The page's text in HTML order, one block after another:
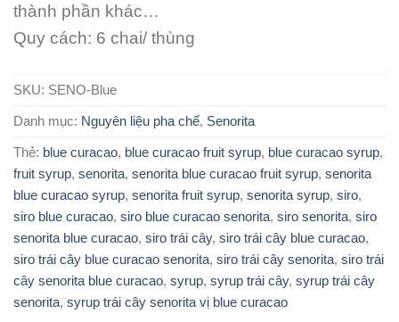
thành phần khác…
Quy cách: 6 chai/ thùng
SKU: SENO-Blue
Danh mục: Nguyên liệu pha chế, Senorita
Thẻ: blue curacao, blue curacao fruit syrup, blue curacao syrup,
fruit syrup, senorita, senorita blue curacao fruit syrup, senorita
blue curacao syrup, senorita fruit syrup, senorita syrup, siro,
siro blue curacao, siro blue curacao senorita, siro senorita, siro
senorita blue curacao, siro trái cây, siro trái cây blue curacao,
siro trái cây blue curacao senorita, siro trái cây senorita, siro trái
cây senorita blue curacao, syrup, syrup trái cây, syrup trái cây
senorita, syrup trái cây senorita vị blue curacao